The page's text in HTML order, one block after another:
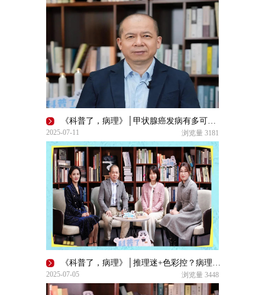
《科普了，病理》│甲状腺癌发病有多可怕？
2025-07-11 浏览量 3181
《科普了，病理》│推理迷+色彩控？病理学也许是你的 “本命学科”
2025-07-05 浏览量 3448